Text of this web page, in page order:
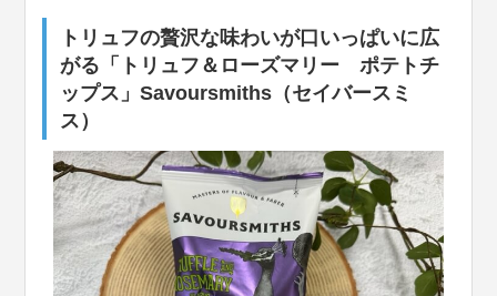
トリュフの贅沢な味わいが口いっぱいに広
がる「トリュフ＆ローズマリー ポテトチ
ップス」Savoursmiths（セイバースミ
ス）